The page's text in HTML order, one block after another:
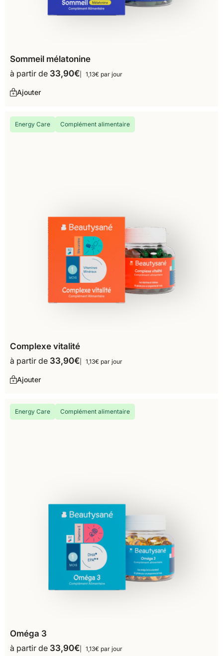
Sommeil mélatonine
à partir de 33,90€ 1,13€ par jour
Ajouter
Energy Care Complément alimentaire
Complexe vitalité
à partir de 33,90€ 1,13€ par jour
Ajouter
Energy Care Complément alimentaire
Oméga 3
à partir de 33,90€ 1,13€ par jour